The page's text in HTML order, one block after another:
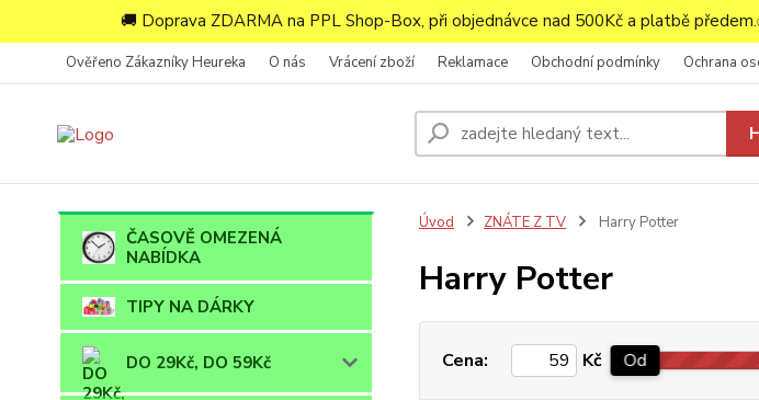
🚚 Doprava ZDARMA na PPL Shop-Box, při objednávce nad 500Kč a platbě
Ověřeno Zákazníky Heureka O nás Vrácení zboží Reklamace Obchodní podmínky Ochrana
ČASOVĚ OMEZENÁ
NABÍDKA
TIPY NA DÁRKY
DO 29Kč, DO 59Kč
Úvod ZNÁTE Z TV Harry Potter
Harry Potter
Cena: Kč Od